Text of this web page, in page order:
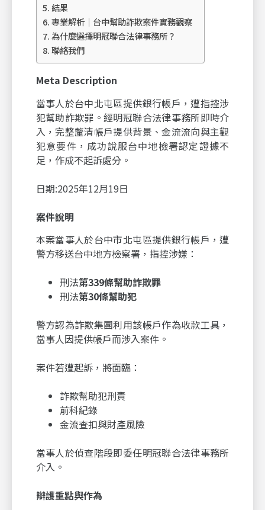
結果
專業解析｜台中幫助詐欺案件實務觀察
為什麼選擇明冠聯合法律事務所？
聯絡我們
Meta Description
當事人於台中北屯區提供銀行帳戶，遭指控涉
犯幫助詐欺罪。經明冠聯合法律事務所即時介
入，完整釐清帳戶提供背景、金流流向與主觀
犯意要件，成功說服台中地檢署認定證據不
足，作成不起訴處分。
日期:2025年12月19日
案件說明
本案當事人於台中市北屯區提供銀行帳戶，遭
警方移送台中地方檢察署，指控涉嫌：
刑法第339條幫助詐欺罪
刑法第30條幫助犯
警方認為詐欺集團利用該帳戶作為收款工具，
當事人因提供帳戶而涉入案件。
案件若遭起訴，將面臨：
詐欺幫助犯刑責
前科紀錄
金流查扣與財產風險
當事人於偵查階段即委任明冠聯合法律事務所
介入。
辯護重點與作為